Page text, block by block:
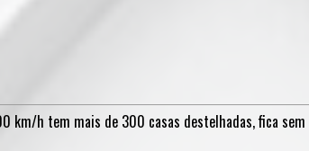
km/h tem mais de 300 casas destelhadas, fica sem